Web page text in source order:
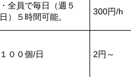
・全員で毎日（週５
日）５時間可能。
300円/h
１００個/日 2円～